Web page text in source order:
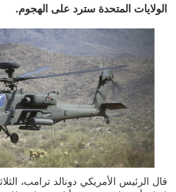
الولايات المتحدة سترد على الهجوم.